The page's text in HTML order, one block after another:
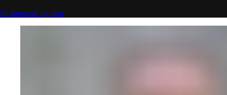
Se spørsmål og svar